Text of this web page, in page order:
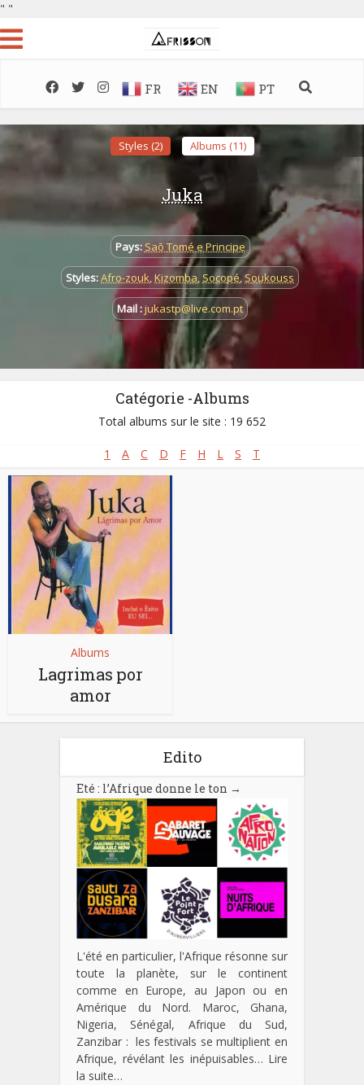
" "
FR EN PT
Styles (2) Albums (11)
Juka
Pays: Saõ Tomé e Principe
Styles:Afro-zouk,Kizomba, Socopé,Soukouss
Mail :jukastp@live.com.pt
Catégorie -Albums
Total albums sur le site : 19 652
1 A C D F H L S T
Albums
Lagrimas por
amor
Edito
Eté : l’Afrique donne le ton →
L'été en particulier, l'Afrique résonne sur
toute la planète, sur le continent
comme en Europe, au Japon ou en
Amérique du Nord. Maroc, Ghana,
Nigeria, Sénégal, Afrique du Sud,
Zanzibar : les festivals se multiplient en
Afrique, révélant les inépuisables… Lire
la suite…